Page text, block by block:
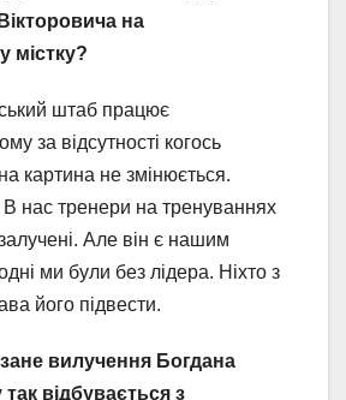
на
містку?
штаб працює
за відсутності когось
картина не змінюється.
В нас тренери на тренуваннях
Але він є нашим
ми були без лідера. Ніхто з
його підвести.
вилучення Богдана
відбувається з